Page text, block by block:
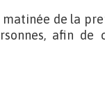
de la
afin de